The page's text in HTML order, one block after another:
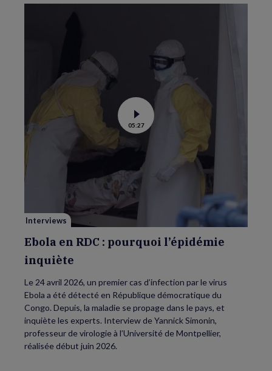
Voir
la
vidéo
Ebola
RDC
:
pourquoi
l’épidémie
05:27
Interviews
Ebola en RDC : pourquoi l’épidémie
inquiète
Le 24 avril 2026, un premier cas d’infection par le virus
Ebola a été détecté en République démocratique du
Congo. Depuis, la maladie se propage dans le pays, et
inquiète les experts. Interview de Yannick Simonin,
professeur de virologie à l’Université de Montpellier,
réalisée début juin 2026.